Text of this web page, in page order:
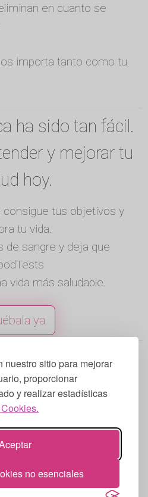
nuestro sitio para mejorar
proporcionar
y realizar estadísticas
no esenciales
en cuanto se
importa tanto como tu
ha sido tan fácil.
y mejorar tu
hoy.
consigue tus objetivos y
tu vida.
de sangre y deja que
vida más saludable.
ya
Todos los
reservados.
Francés|Portugués|
|Italiano
Uso|Política de
de Cookies
cometer errores,
con un profesional